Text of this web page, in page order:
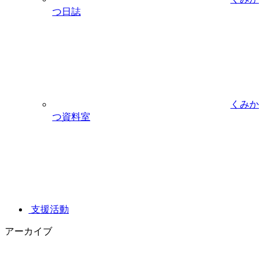
つ日誌
くみか
つ資料室
支援活動
アーカイブ